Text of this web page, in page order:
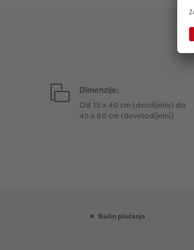
Dimenzije:
Od 15 x 40 cm (dvodijelni) do
45 x 60 cm (devetodijelni)
Način plaćanja